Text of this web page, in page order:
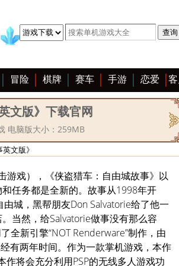
冒险 棋牌 赛车 手游 恋爱
文版》下载官网
电脑版大小：259MB
游戏），《侠盗猎车：自由城故事》以
任务都是全新的。故事从1998年开
城，黑帮朋友Don Salvatorie给了他一
当然，给Salvatorie做事没有那么容
全新引擎“NOT Renderware”制作，由
有两年时间。作为一款掌机游戏，本作
将会充分利用PSP的无线多人游戏功